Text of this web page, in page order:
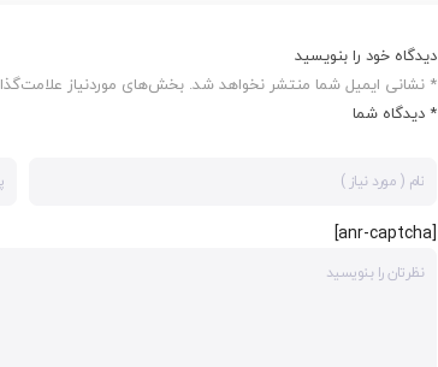
دیدگاه خود را بنویسید
* نشانی ایمیل شما منتشر نخواهد شد. بخش‌های موردنیاز
* دیدگاه شما
[anr-captcha]